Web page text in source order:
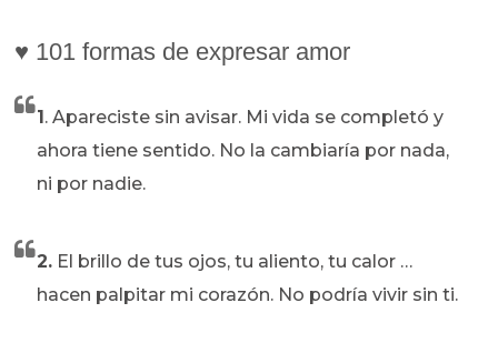
♥ 101 formas de expresar amor
1 . Apareciste sin avisar. Mi vida se completó y
ahora tiene sentido. No la cambiaría por nada,
ni por nadie.
2. El brillo de tus ojos, tu aliento, tu calor …
hacen palpitar mi corazón. No podría vivir sin ti.